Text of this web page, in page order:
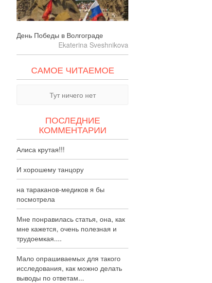
День Победы в Волгограде
Ekaterina Sveshnikova
САМОЕ ЧИТАЕМОЕ
Тут ничего нет
ПОСЛЕДНИЕ
КОММЕНТАРИИ
Алиса крутая!!!
И хорошему танцору
на тараканов-медиков я бы
посмотрела
Мне понравилась статья, она, как
мне кажется, очень полезная и
трудоемкая....
Мало опрашиваемых для такого
исследования, как можно делать
выводы по ответам...